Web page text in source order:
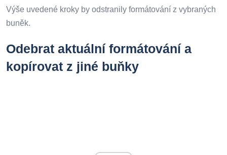
Výše uvedené kroky by odstranily formátování z vybraných
buněk.
Odebrat aktuální formátování a
kopírovat z jiné buňky